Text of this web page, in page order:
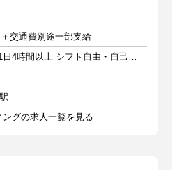
交通費別途一部支給
週3日以上 1日4時間以上 シフト自由・自己申告
グの求人一覧を見る